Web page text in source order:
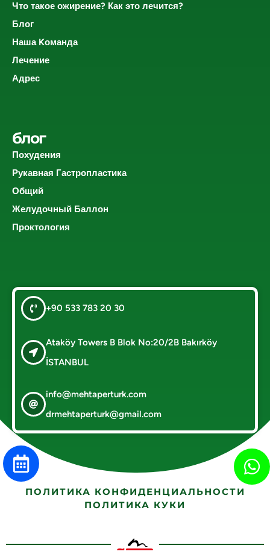
Что такое ожирение? Как это лечится?
Блог
Наша Kоманда
Лечение
Адрес
блог
Похудения
Рукавная Гастропластика
Общий
Желудочный Баллон
Проктология
+90 533 783 20 30
Ataköy Towers B Blok No:20/2B Bakırköy
İSTANBUL
info@mehtaperturk.com
drmehtaperturk@gmail.com
ПОЛИТИКА КОНФИДЕНЦИАЛЬНОСТИ
ПОЛИТИКА КУКИ